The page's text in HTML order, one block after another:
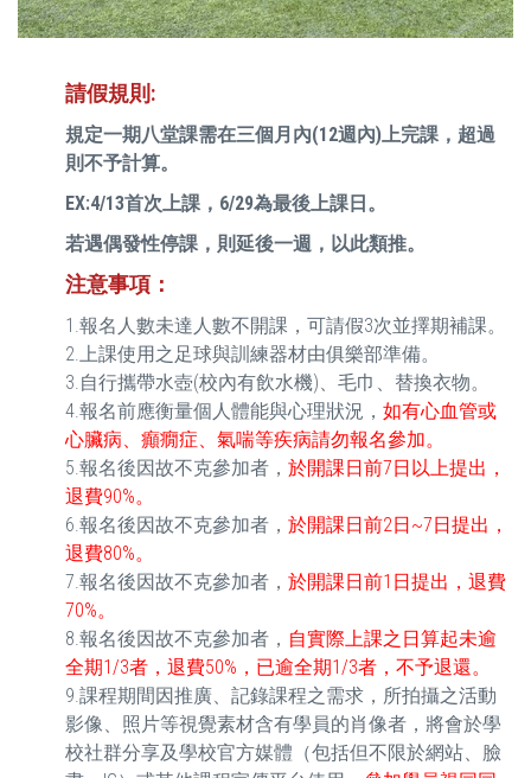
請假規則:
規定一期八堂課需在三個月內(12週內)上完課，超過
則不予計算。
EX:4/13首次上課，6/29為最後上課日。
若遇偶發性停課，則延後一週，以此類推。
注意事項 ：
1.報名人數未達人數不開課，可請假3次並擇期補課。
2.上課使用之足球與訓練器材由俱樂部準備。
3.自行攜帶水壺(校內有飲水機)、毛巾、替換衣物。
4.報名前應衡量個人體能與心理狀況， 如有心血管或
心臟病、癲癇症、氣喘等疾病請勿報名參加。
5.報名後因故不克參加者， 於開課日前7日以上提出，
退費90%。
6.報名後因故不克參加者， 於開課日前2日~7日提出，
退費80%。
7.報名後因故不克參加者， 於開課日前1日提出，退費
70%。
8.報名後因故不克參加者， 自實際上課之日算起未逾
全期1/3者，退費50%，已逾全期1/3者，不予退還。
9.課程期間因推廣、記錄課程之需求，所拍攝之活動
影像、照片等視覺素材含有學員的肖像者，將會於學
校社群分享及學校官方媒體（包括但不限於網站、臉